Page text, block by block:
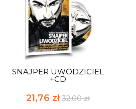
SNAJPER UWODZICIEL
+CD
21,76 zł32,00 zł